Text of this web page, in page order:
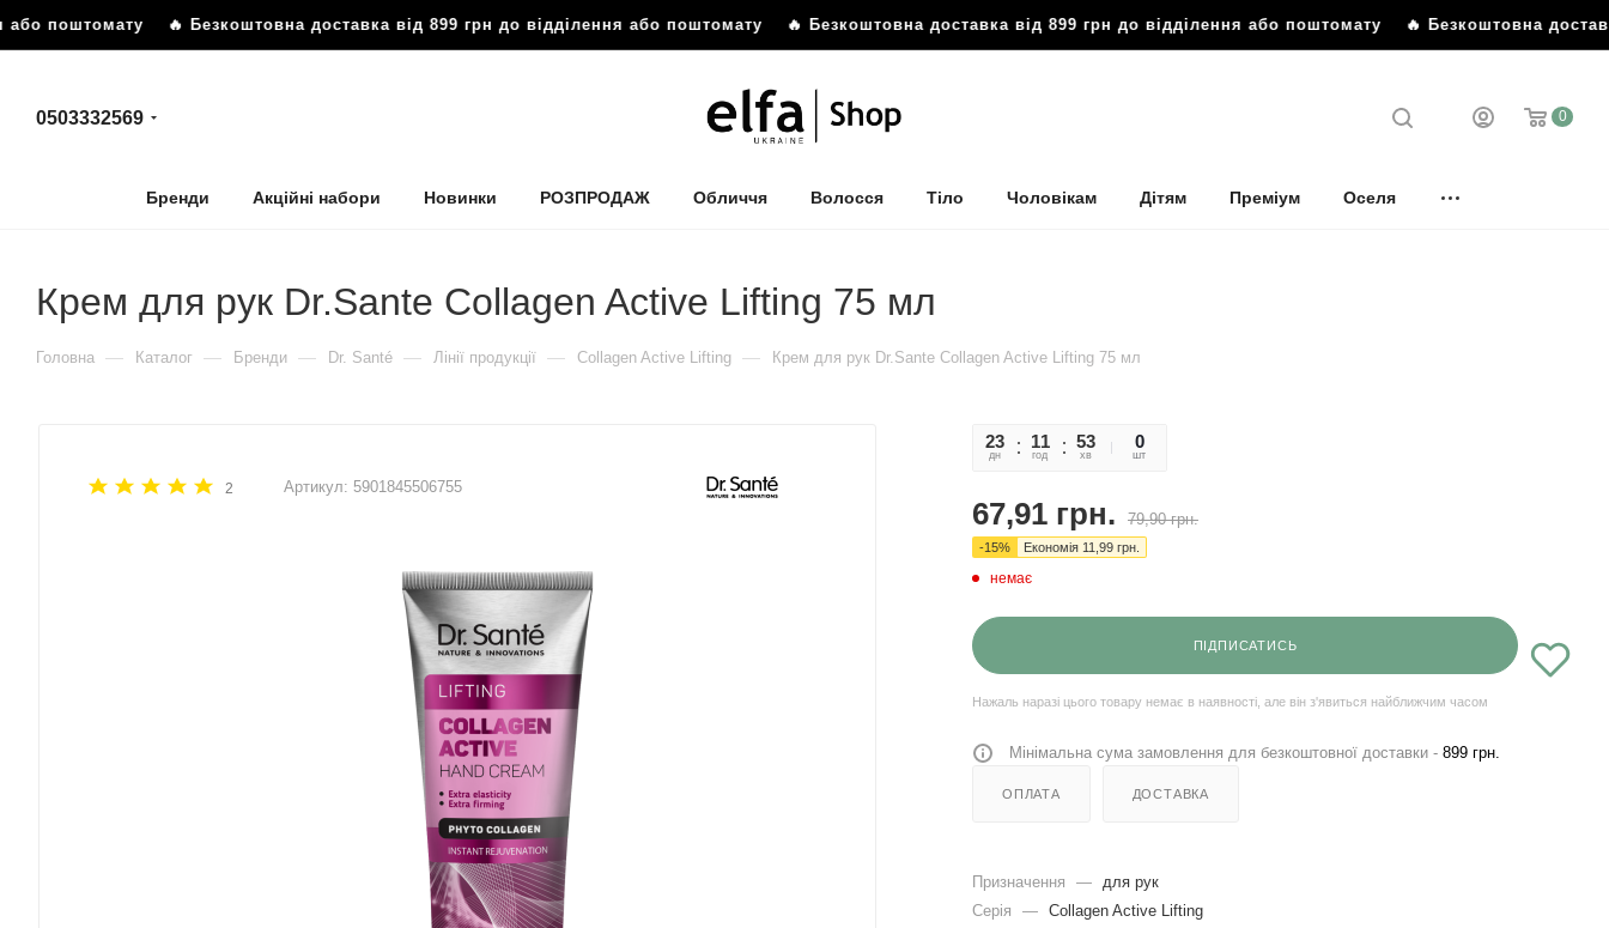
поштомату🔥 Безкоштовна доставка від 899 грн до відділення або поштомату🔥 Безкоштовна доставка від 899 грн до відділення або поштомату🔥 Безкоштовна
0503332569 0
Бренди Акційні набори Новинки РОЗПРОДАЖ Обличчя Волосся Тіло Чоловікам Дітям Преміум Оселя
Крем для рук Dr.Sante Collagen Active Lifting 75 мл
Головна — Каталог — Бренди — Dr. Santé — Лінії продукції — Collagen Active Lifting — Крем для рук Dr.Sante Collagen Active Lifting 75 мл
2 Артикул: 5901845506755
23
дн
11
год
53
хв
29
сек
0
шт
67,91 грн. 79,90грн.
-15% Економія 11,99 грн.
немає
ПІДПИСАТИСЬ
Нажаль наразі цього товару немає в наявності, але він з'явиться найближчим часом
Мінімальна сума замовлення для безкоштовної доставки - 899 грн.
ОПЛАТА ДОСТАВКА
Призначення —
для рук
Серія
— Collagen Active Lifting